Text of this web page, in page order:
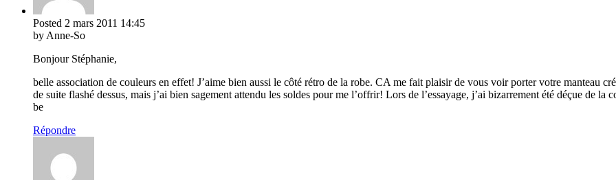
Posted 2 mars 2011 14:45
by Anne-So
Bonjour Stéphanie,
belle association de couleurs en effet! J’aime bien aussi le côté rétro de la robe. CA me fait plaisir de vous voir porter votre manteau
de suite flashé dessus, mais j’ai bien sagement attendu les soldes pour me l’offrir! Lors de l’essayage, j’ai bizarrement été déçue de
be
Répondre